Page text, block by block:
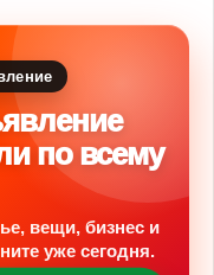
по всему
вещи, бизнес и
уже сегодня.